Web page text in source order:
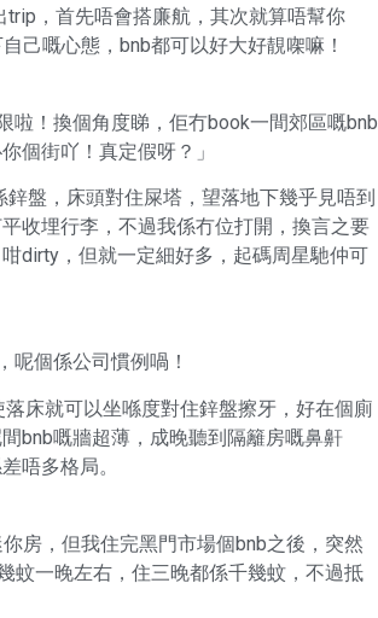
，首先唔會搭廉航，其次就算唔幫你
己嘅心態，bnb都可以好大好靚㗎嘛！
啦！換個角度睇，佢冇book一間郊區嘅bnb
個街吖！真定假呀？」
盤，床頭對住屎塔，望落地下幾乎見唔到
收埋行李，不過我係冇位打開，換言之要
dirty，但就一定細好多，起碼周星馳仲可
呢個係公司慣例喎！
床就可以坐喺度對住鋅盤擦牙，好在個廁
bnb嘅牆超薄，成晚聽到隔籬房嘅鼻鼾
唔多格局。
房，但我住完黑門市場個bnb之後，突然
蚊一晚左右，住三晚都係千幾蚊，不過抵